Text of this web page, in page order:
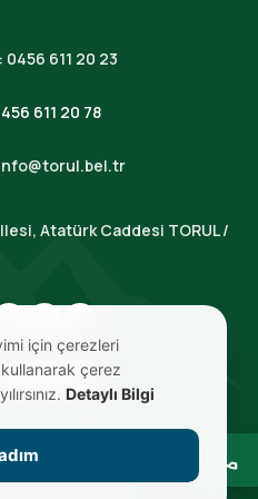
0456 611 20 23
611 20 78
Atatürk Caddesi TORUL /
BIZE ULAŞIN
Tüm Hakları Saklıdır.
call
için çerezleri
çerez
Detaylı Bilgi